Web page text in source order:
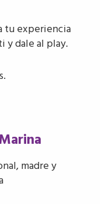
tu experiencia
y dale al play.
madre y